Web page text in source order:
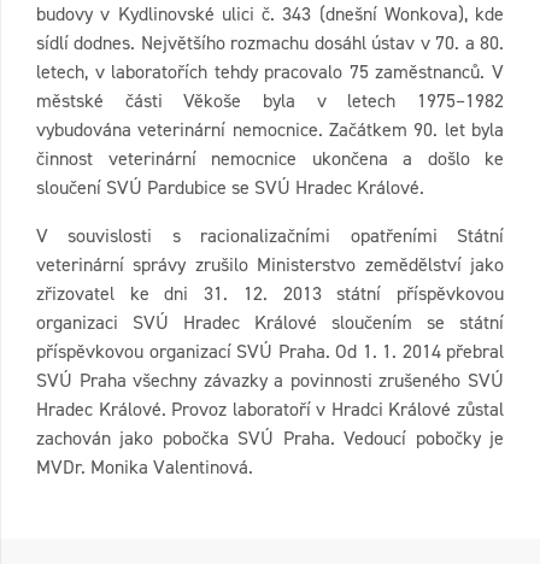
budovy v Kydlinovské ulici č. 343 (dnešní Wonkova), kde
sídlí dodnes. Největšího rozmachu dosáhl ústav v 70. a 80.
letech, v laboratořích tehdy pracovalo 75 zaměstnanců. V
městské části Věkoše byla v letech 1975–1982
vybudována veterinární nemocnice. Začátkem 90. let byla
činnost veterinární nemocnice ukončena a došlo ke
sloučení SVÚ Pardubice se SVÚ Hradec Králové.
V souvislosti s racionalizačními opatřeními Státní
veterinární správy zrušilo Ministerstvo zemědělství jako
zřizovatel ke dni 31. 12. 2013 státní příspěvkovou
organizaci SVÚ Hradec Králové sloučením se státní
příspěvkovou organizací SVÚ Praha. Od 1. 1. 2014 přebral
SVÚ Praha všechny závazky a povinnosti zrušeného SVÚ
Hradec Králové. Provoz laboratoří v Hradci Králové zůstal
zachován jako pobočka SVÚ Praha. Vedoucí pobočky je
MVDr. Monika Valentinová.